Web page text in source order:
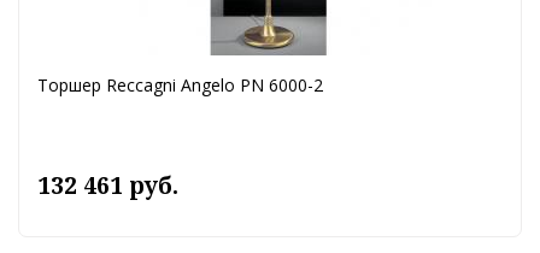
Торшер Reccagni Angelo PN 6000-2
132 461 руб.